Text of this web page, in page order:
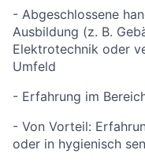
- Abgeschlossene
Ausbildung (z. B.
Elektrotechnik oder
Umfeld
- Erfahrung im
- Von Vorteil:
oder in hygienisch